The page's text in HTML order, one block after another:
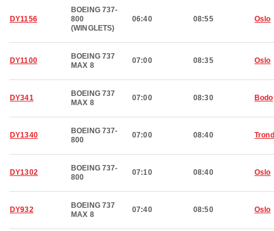
DY1156
BOEING 737-
800
(WINGLETS)
06:40 08:55 Oslo
DY1100
BOEING 737
MAX 8
07:00 08:35 Oslo
DY341
BOEING 737
MAX 8
07:00 08:30 Bodo
DY1340
BOEING 737-
800
07:00 08:40
DY1302
BOEING 737-
800
07:10 08:40 Oslo
DY932
BOEING 737
MAX 8
07:40 08:50 Oslo